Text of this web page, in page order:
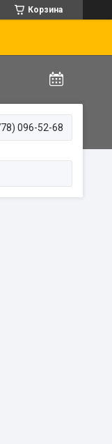
Корзина
096-52-68